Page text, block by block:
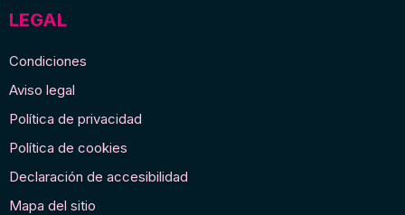
LEGAL
Condiciones
Aviso legal
Política de privacidad
Política de cookies
Declaración de accesibilidad
Mapa del sitio